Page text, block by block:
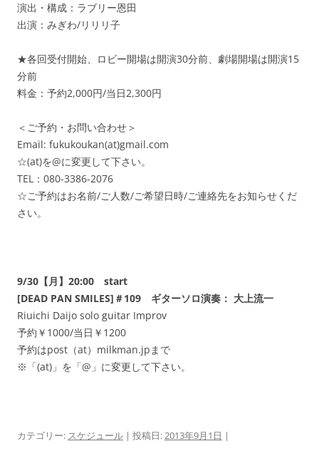
演出・構成：ラブリー恩田
出演：みぎわ/リリリ子
★各回受付開始、ロビー開場は開演30分前、劇場開場は開演15
分前
料金：予約2,000円/当日2,300円
＜ご予約・お問い合わせ＞
Email: fukukoukan(at)gmail.com
☆(at)を@に変更して下さい。
TEL：080-3386-2076
☆ご予約はお名前/ご人数/ご希望日時/ご連絡先をお知らせくだ
さい。
9/30【月】20:00 start
[DEAD PAN SMILES]＃109 ギターソロ演奏： 大上流一
Riuichi Daijo solo guitar Improv
予約￥1000/当日￥1200
予約はpost（at）milkman.jpまで
※「(at)」を「@」に変更して下さい。
カテゴリー: スケジュール | 投稿日:2013年9月1日 |